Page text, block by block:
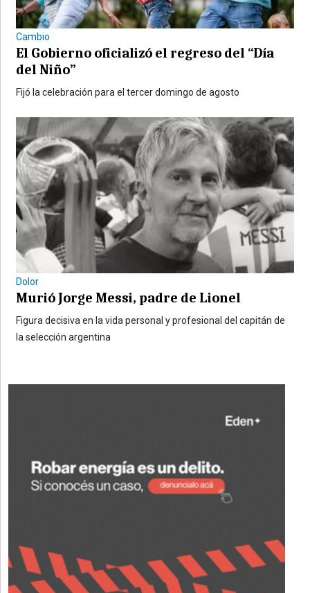
Cambio
El Gobierno oficializó el regreso del “Día
del Niño”
Fijó la celebración para el tercer domingo de agosto
Dolor
Murió Jorge Messi, padre de Lionel
Figura decisiva en la vida personal y profesional del capitán de
la selección argentina